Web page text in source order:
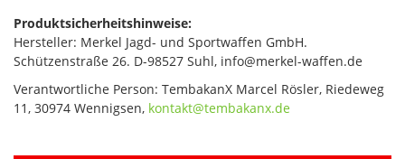
Produktsicherheitshinweise:
Hersteller: Merkel Jagd- und Sportwaffen GmbH.
Schützenstraße 26. D-98527 Suhl, info@merkel-waffen.de
Verantwortliche Person: TembakanX Marcel Rösler, Riedeweg
11, 30974 Wennigsen, kontakt@tembakanx.de